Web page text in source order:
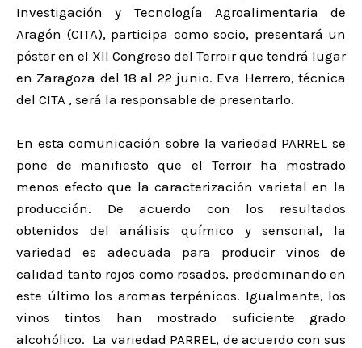
Investigación y Tecnología Agroalimentaria de
Aragón (CITA), participa como socio, presentará un
póster en el XII Congreso del Terroir que tendrá lugar
en Zaragoza del 18 al 22 junio. Eva Herrero, técnica
del CITA , será la responsable de presentarlo.
En esta comunicación sobre la variedad PARREL se
pone de manifiesto que el Terroir ha mostrado
menos efecto que la caracterización varietal en la
producción. De acuerdo con los resultados
obtenidos del análisis químico y sensorial, la
variedad es adecuada para producir vinos de
calidad tanto rojos como rosados, predominando en
este último los aromas terpénicos. Igualmente, los
vinos tintos han mostrado suficiente grado
alcohólico. La variedad PARREL, de acuerdo con sus